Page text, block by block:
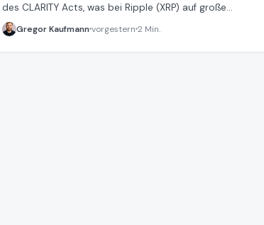
des CLARITY Acts, was bei Ripple (XRP) auf große
Zustimmung stößt.
Gregor Kaufmannvorgestern 2 Min.